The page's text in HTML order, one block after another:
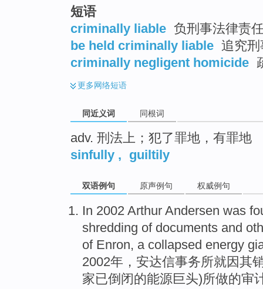
短语
criminally liable 负刑事法律责
be held criminally liable 追究
criminally negligent homicide
更多网络短语
同近义词 同根词
adv. 刑法上；犯了罪地，有罪地
sinfully , guiltily
双语例句 原声例句 权威例句
In 2002 Arthur Andersen was
shredding of documents and
of Enron, a collapsed energy
2002年， 安达信事务所就因其
家已倒闭的能源巨头)所做的审